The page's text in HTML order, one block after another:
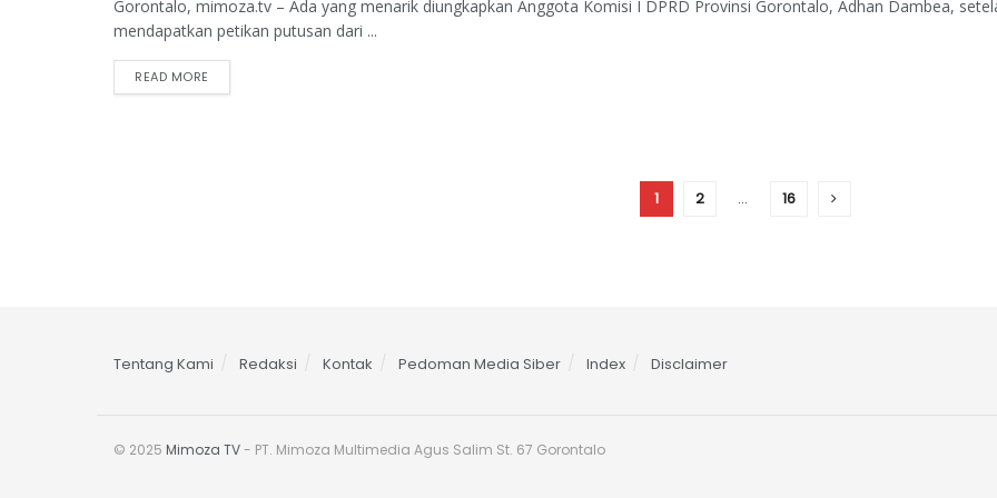
Gorontalo, mimoza.tv – Ada yang menarik diungkapkan Anggota Komisi I DPRD Provinsi Gorontalo, Adhan Dambea,
mendapatkan petikan putusan dari ...
READ MORE
1 2 … 16
Tentang Kami Redaksi Kontak Pedoman Media Siber Index Disclaimer
© 2025 Mimoza TV- PT. Mimoza Multimedia Agus Salim St. 67 Gorontalo